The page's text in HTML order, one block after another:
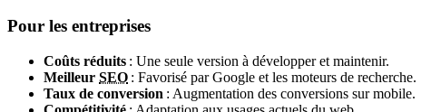
Pour les entreprises
Coûts réduits : Une seule version à développer et maintenir.
Meilleur SEO : Favorisé par Google et les moteurs de recherche.
Taux de conversion : Augmentation des conversions sur mobile.